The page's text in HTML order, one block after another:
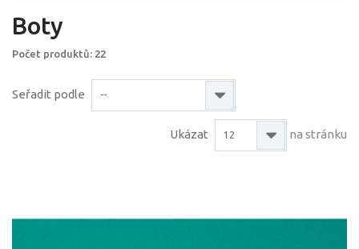
Boty
Počet produktů: 22
Seřadit podle --
Ukázat 12 na stránku